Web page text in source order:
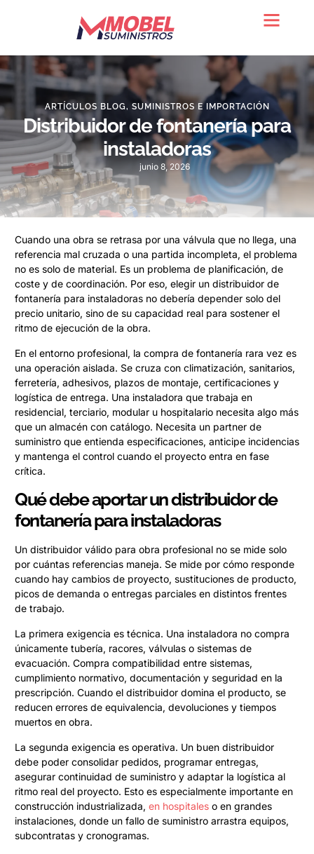
ARTÍCULOS BLOG, SUMINISTROS E IMPORTACIÓN
Distribuidor de fontanería para
instaladoras
junio 8, 2026
Cuando una obra se retrasa por una válvula que no llega, una
referencia mal cruzada o una partida incompleta, el problema
no es solo de material. Es un problema de planificación, de
coste y de coordinación. Por eso, elegir un distribuidor de
fontanería para instaladoras no debería depender solo del
precio unitario, sino de su capacidad real para sostener el
ritmo de ejecución de la obra.
En el entorno profesional, la compra de fontanería rara vez es
una operación aislada. Se cruza con climatización, sanitarios,
ferretería, adhesivos, plazos de montaje, certificaciones y
logística de entrega. Una instaladora que trabaja en
residencial, terciario, modular u hospitalario necesita algo más
que un almacén con catálogo. Necesita un partner de
suministro que entienda especificaciones, anticipe incidencias
y mantenga el control cuando el proyecto entra en fase
crítica.
Qué debe aportar un distribuidor de
fontanería para instaladoras
Un distribuidor válido para obra profesional no se mide solo
por cuántas referencias maneja. Se mide por cómo responde
cuando hay cambios de proyecto, sustituciones de producto,
picos de demanda o entregas parciales en distintos frentes
de trabajo.
La primera exigencia es técnica. Una instaladora no compra
únicamente tubería, racores, válvulas o sistemas de
evacuación. Compra compatibilidad entre sistemas,
cumplimiento normativo, documentación y seguridad en la
prescripción. Cuando el distribuidor domina el producto, se
reducen errores de equivalencia, devoluciones y tiempos
muertos en obra.
La segunda exigencia es operativa. Un buen distribuidor
debe poder consolidar pedidos, programar entregas,
asegurar continuidad de suministro y adaptar la logística al
ritmo real del proyecto. Esto es especialmente importante en
construcción industrializada, en hospitales o en grandes
instalaciones, donde un fallo de suministro arrastra equipos,
subcontratas y cronogramas.